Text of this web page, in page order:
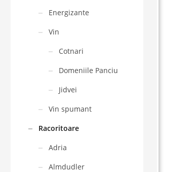
Energizante
Vin
Cotnari
Domeniile Panciu
Jidvei
Vin spumant
Racoritoare
Adria
Almdudler